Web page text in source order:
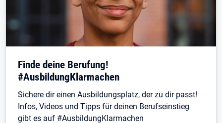
Finde deine Berufung!
#AusbildungKlarmachen
Sichere dir einen Ausbildungsplatz, der zu dir passt!
Infos, Videos und Tipps für deinen Berufseinstieg
gibt es auf #AusbildungKlarmachen